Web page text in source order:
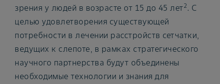
зрения у людей в возрасте от 15 до 45 лет2. С
целью удовлетворения существующей
потребности в лечении расстройств сетчатки,
ведущих к слепоте, в рамках стратегического
научного партнерства будут объединены
необходимые технологии и знания для